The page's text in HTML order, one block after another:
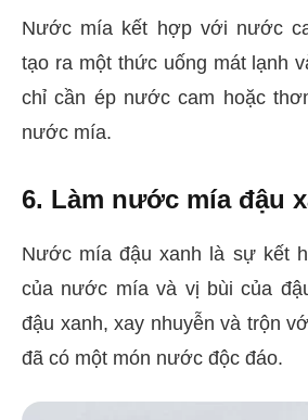
Nước mía kết hợp với nước
tạo ra một thức uống mát lạnh
chỉ cần ép nước cam hoặc
nước mía.
6. Làm nước mía đậu
Nước mía đậu xanh là sự kết
của nước mía và vị bùi của
đậu xanh, xay nhuyễn và trộn
đã có một món nước độc đáo.